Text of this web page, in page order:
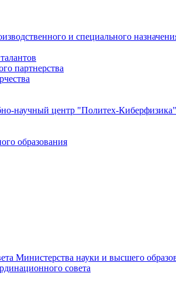
и специального
партнерства
научный центр "Политех-Киберфизика"
образования
Министерства науки и высшего
совета